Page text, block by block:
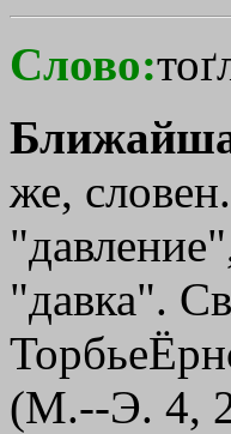
Слово:
же,
"давка".
(М.--Э. 4,